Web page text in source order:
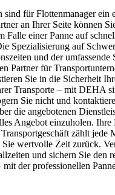
sind für Flottenmanager ein
an Ihrer Seite können
Falle einer Panne auf
Spezialisierung auf
und der umfassende
Partner für
Sie in die Sicherheit
Transporte – mit DEHA
Sie nicht und
die angebotenen
Angebot einzuholen. Ihre
zählt jede
wertvolle Zeit zurück.
und sichern Sie den
mit der professionellen